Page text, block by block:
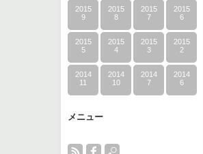
2015
9
2015
8
2015
7
2015
6
2015
5
2015
4
2015
3
2015
2
2014
11
2014
10
2014
7
2014
6
メニュー